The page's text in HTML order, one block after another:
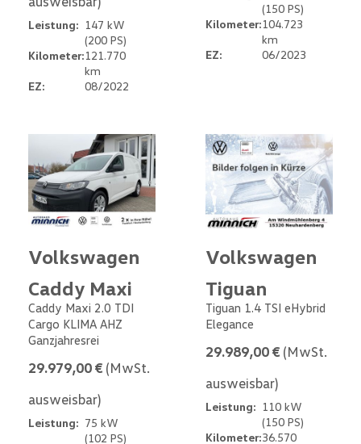
Leistung: 147 kW
(200 PS)
Kilometer:121.770
km
EZ:
08/2022
(150 PS)
Kilometer:104.723
km
EZ:
06/2023
Volkswagen
Caddy Maxi
Caddy Maxi 2.0 TDI
Cargo KLIMA AHZ
Ganzjahresrei
29.979,00 € (MwSt.
ausweisbar)
Leistung: 75 kW
(102 PS)
Volkswagen
Tiguan
Tiguan 1.4 TSI eHybrid
Elegance
29.989,00 € (MwSt.
ausweisbar)
Leistung: 110 kW
(150 PS)
Kilometer:36.570